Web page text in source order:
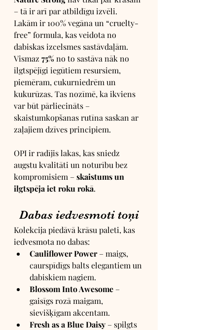
– tā ir arī par atbildīgu izvēli.
Lakām ir 100% vegāna un “cruelty-
free” formula, kas veidota no
dabiskas izcelsmes sastāvdaļām.
Vismaz 75% no to sastāva nāk no
ilgtspējīgi iegūtiem resursiem,
piemēram, cukurniedrēm un
kukurūzas. Tas nozīmē, ka ikviens
var būt pārliecināts –
skaistumkopšanas rutīna saskan ar
zaļajiem dzīves principiem.
OPI ir radījis lakas, kas sniedz
augstu kvalitāti un noturību bez
kompromisiem – skaistums un
ilgtspēja iet roku rokā.
Dabas iedvesmoti toņi
Kolekcija piedāvā krāsu paleti, kas
iedvesmota no dabas:
Cauliflower Power – maigs,
caurspīdīgs balts elegantiem un
dabiskiem nagiem.
Blossom Into Awesome –
gaisīgs rozā maigam,
sievišķīgam akcentam.
Fresh as a Blue Daisy – spilgts